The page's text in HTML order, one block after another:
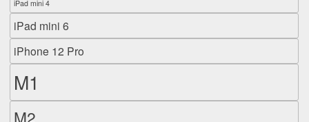
iPad mini 4
iPad mini 6
iPhone 12 Pro
M1
M2